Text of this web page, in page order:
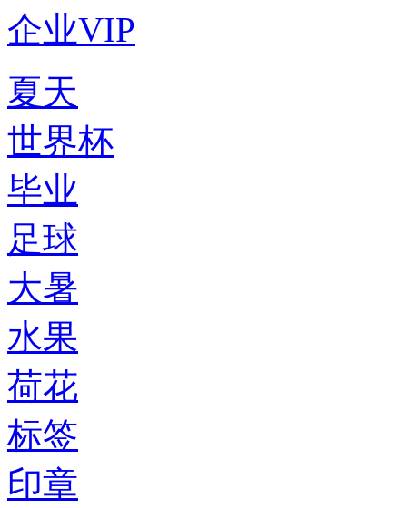
企业VIP
夏天
世界杯
毕业
足球
大暑
水果
荷花
标签
印章